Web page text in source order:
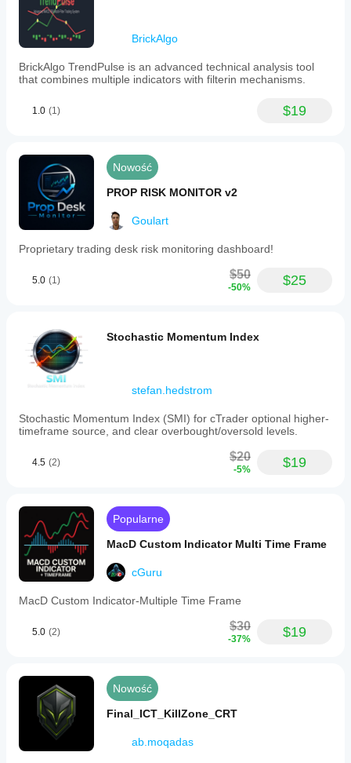
BrickAlgo
BrickAlgo TrendPulse is an advanced technical analysis tool
that combines multiple indicators with filterin mechanisms.
1.0 (1) $19
Nowość
PROP RISK MONITOR v2
Goulart
Proprietary trading desk risk monitoring dashboard!
5.0 (1) $50
-50% $25
Stochastic Momentum Index
stefan.hedstrom
Stochastic Momentum Index (SMI) for cTrader optional higher-
timeframe source, and clear overbought/oversold levels.
4.5 (2) $20
-5% $19
Popularne
MacD Custom Indicator Multi Time Frame
cGuru
MacD Custom Indicator-Multiple Time Frame
5.0 (2) $30
-37% $19
Nowość
Final_ICT_KillZone_CRT
ab.moqadas